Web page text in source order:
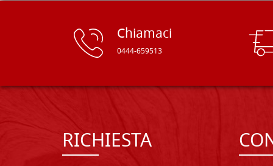
Chiamaci
0444-659513
RICHIESTA